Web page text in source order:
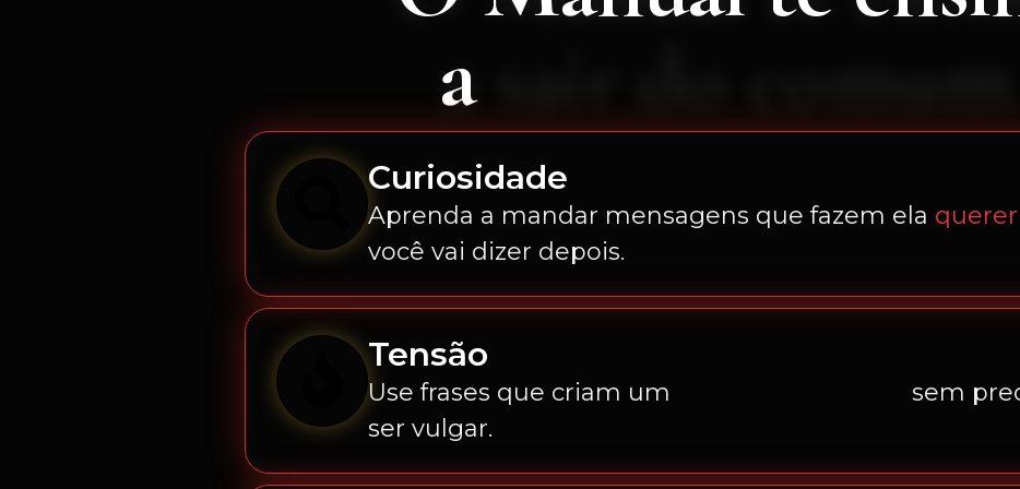
a
Curiosidade
Aprenda a mandar mensagens que fazem ela
você vai dizer depois.
Tensão
Use frases que criam um
sem
ser vulgar.